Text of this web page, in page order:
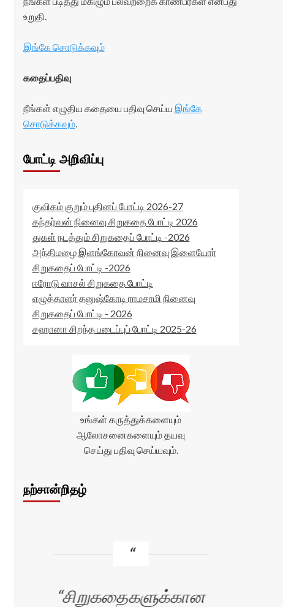
உறுதி.
இங்கே சொடுக்கவும்
கதைப்பதிவு
நீங்கள் எழுதிய கதையை பதிவு செய்ய இங்கே
சொடுக்கவும்.
போட்டி அறிவிப்பு
குவிகம் குறும் புதினப் போட்டி 2026-27
கந்தர்வன் நினைவு சிறுகதை போட்டி 2026
துகள் நடத்தும் சிறுகதைப் போட்டி -2026
அந்திமழை இளங்கோவன் நினைவு இளையோர்
சிறுகதைப் போட்டி -2026
ஈரோடு வாசல் சிறுகதை போட்டி
எழுத்தாளர் தனுஷ்கோடி ராமசாமி நினைவு
சிறுகதைப் போட்டி - 2026
சஹானா சிறந்த படைப்புப் போட்டி 2025-26
உங்கள் கருத்துக்களையும்
ஆலோசனைகளையும் தயவு
செய்து பதிவு செய்யவும்.
நற்சான்றிதழ்
சிறுகதைகளுக்கான